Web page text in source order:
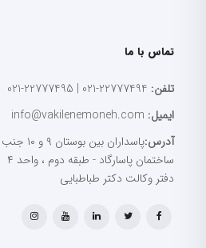
تماس با ما
تلفن:
ایمیل:
آدرس:پاسداران بین بوستان ۹ و ۱۰ جنب بانک پاسارگاد
ساختمان پاسارگاد - طبقه دوم ، واحد ۴
دفتر وکالت دکتر طباطبایی